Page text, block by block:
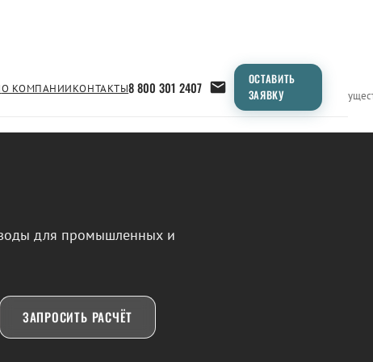
О КОМПАНИИКОНТАКТЫ8 800 301 2407
ОСТАВИТЬ
ЗАЯВКУ
Применение Продукция ТипоразмерыСравнение
для промышленных и
ЗАПРОСИТЬ РАСЧЁТ